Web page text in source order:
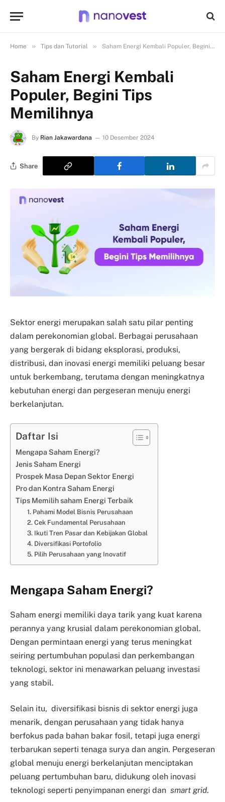
Home » Tips dan Tutorial » Saham Energi Kembali Populer, Begini Tips Memilihnya
Saham Energi Kembali
Populer, Begini Tips
Memilihnya
By Rian Jakawardana 10 Desember 2024
Share
Sektor energi merupakan salah satu pilar penting
dalam perekonomian global. Berbagai perusahaan
yang bergerak di bidang eksplorasi, produksi,
distribusi, dan inovasi energi memiliki peluang besar
untuk berkembang, terutama dengan meningkatnya
kebutuhan energi dan pergeseran menuju energi
berkelanjutan.
Daftar Isi
Mengapa Saham Energi?
Jenis Saham Energi
Prospek Masa Depan Sektor Energi
Pro dan Kontra Saham Energi
Tips Memilih saham Energi Terbaik
1. Pahami Model Bisnis Perusahaan
2. Cek Fundamental Perusahaan
3. Ikuti Tren Pasar dan Kebijakan Global
4. Diversifikasi Portofolio
5. Pilih Perusahaan yang Inovatif
Mengapa Saham Energi?
Saham energi memiliki daya tarik yang kuat karena
perannya yang krusial dalam perekonomian global.
Dengan permintaan energi yang terus meningkat
seiring pertumbuhan populasi dan perkembangan
teknologi, sektor ini menawarkan peluang investasi
yang stabil.
Selain itu, diversifikasi bisnis di sektor energi juga
menarik, dengan perusahaan yang tidak hanya
berfokus pada bahan bakar fosil, tetapi juga energi
terbarukan seperti tenaga surya dan angin. Pergeseran
global menuju energi berkelanjutan menciptakan
peluang pertumbuhan baru, didukung oleh inovasi
teknologi seperti penyimpanan energi dan smart grid.